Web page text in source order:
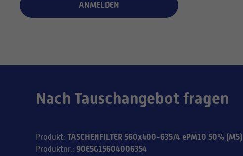
ANMELDEN
Nach Tauschangebot fragen
Produkt: TASCHENFILTER 560x400-635/4 ePM10 50% (M5)
Produktnr.: 90E5G15604006354